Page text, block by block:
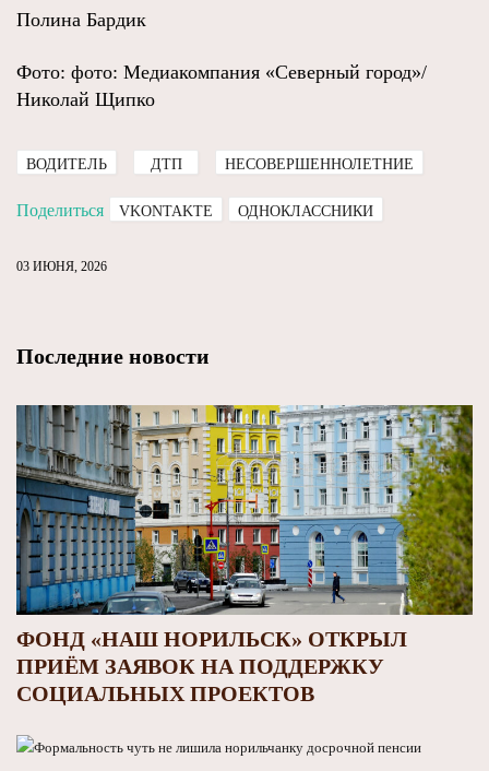
Полина Бардик
Фото: фото: Медиакомпания «Северный город»/
Николай Щипко
ВОДИТЕЛЬ ДТП НЕСОВЕРШЕННОЛЕТНИЕ
Поделиться VKONTAKTE ОДНОКЛАССНИКИ
03 ИЮНЯ, 2026
Последние новости
ФОНД «НАШ НОРИЛЬСК» ОТКРЫЛ
ПРИЁМ ЗАЯВОК НА ПОДДЕРЖКУ
СОЦИАЛЬНЫХ ПРОЕКТОВ